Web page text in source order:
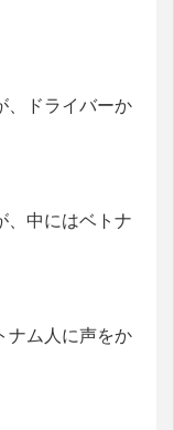
、ドライバーか
、中にはベトナ
ナム人に声をか